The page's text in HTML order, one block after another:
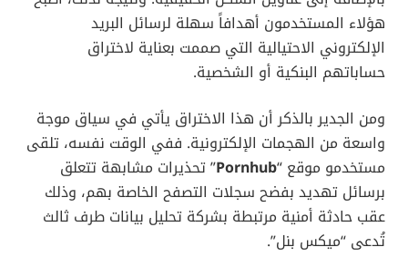
هؤلاء المستخدمون أهدافاً سهلة لرسائل البريد
الإلكتروني الاحتيالية التي صممت بعناية لاختراق
حساباتهم البنكية أو الشخصية.
ومن الجدير بالذكر أن هذا الاختراق يأتي في سياق موجة
واسعة من الهجمات الإلكترونية. ففي الوقت نفسه، تلقى
مستخدمو موقع “Pornhub” تحذيرات مشابهة تتعلق
برسائل تهديد بفضح سجلات التصفح الخاصة بهم، وذلك
عقب حادثة أمنية مرتبطة بشركة تحليل بيانات طرف ثالث
تُدعى “ميكس بنل”.